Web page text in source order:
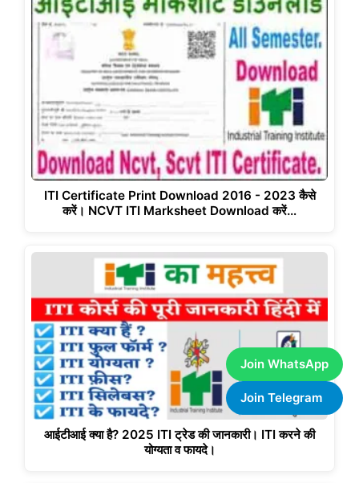
Join WhatsApp
Join Telegram
ITI Certificate Print Download 2016 - 2023 कैसे
करें। NCVT ITI Marksheet Download करें…
आईटीआई क्या है? 2025 ITI ट्रेड की जानकारी। ITI करने की
योग्यता व फायदे।